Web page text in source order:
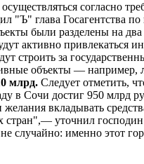
согласно
"Ъ" глава Госагентства
были разделены на
активно
строить за
объекты — например,
млрд. Следует отметить,
в Сочи достиг 950 млрд
вкладывать
стран",— уточнил
случайно: именно этот